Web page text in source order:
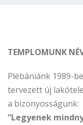
TEMPLOMUNK
Plébániánk 1989-
tervezett új
a bizonyosságunk:
“Legyenek